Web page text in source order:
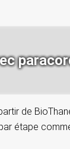
de
étape